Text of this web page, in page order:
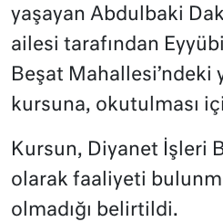
yaşayan Abdulbaki
ailesi tarafından
Beşat Mahallesi’ndeki
kursuna, okutulması
Kursun, Diyanet İşleri
olarak faaliyeti
olmadığı belirtildi.